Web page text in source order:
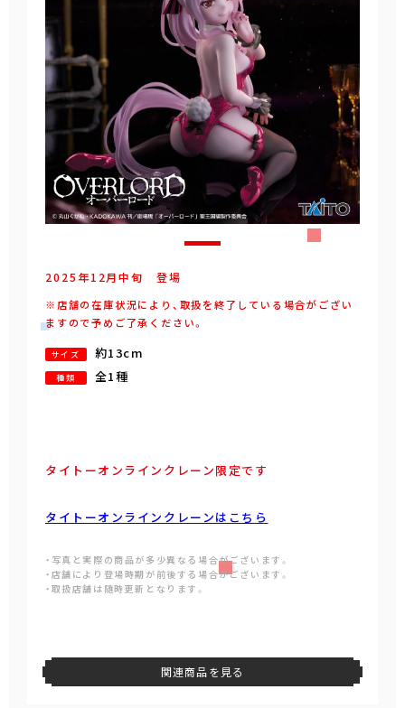
2025年12月中旬 登場
※店舗の在庫状況により、取扱を終了している場合がござい
ますので予めご了承ください。
サイズ 約13cm
種類 全1種
タイトーオンラインクレーン限定です
タイトーオンラインクレーンはこちら
・写真と実際の商品が多少異なる場合がございます。
・店舗により登場時期が前後する場合がございます。
・取扱店舗は随時更新となります。
関連商品を見る